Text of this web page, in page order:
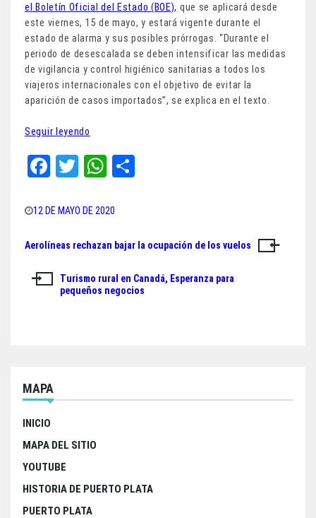
el Boletín Oficial del Estado (BOE), que se aplicará desde
este viernes, 15 de mayo, y estará vigente durante el
estado de alarma y sus posibles prórrogas. “Durante el
periodo de desescalada se deben intensificar las medidas
de vigilancia y control higiénico sanitarias a todos los
viajeros internacionales con el objetivo de evitar la
aparición de casos importados”, se explica en el texto.
Seguir leyendo
Fa
bo
T
tt
W
ts
pp
12 DE MAYO DE 2020
Navegación
de
entradas
Aerolíneas rechazan bajar la ocupación de los vuelos
Turismo rural en Canadá, Esperanza para
pequeños negocios
MAPA
INICIO
MAPA DEL SITIO
YOUTUBE
HISTORIA DE PUERTO PLATA
PUERTO PLATA